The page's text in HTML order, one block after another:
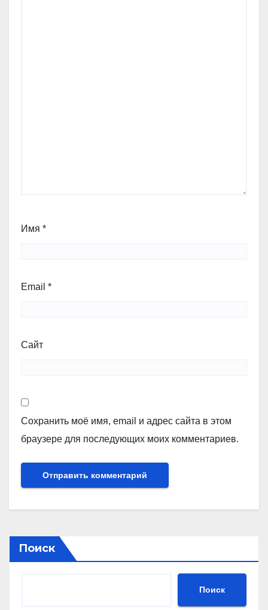
Имя *
Email *
Сайт
Сохранить моё имя, email и адрес сайта в этом
браузере для последующих моих комментариев.
Поиск
Поиск